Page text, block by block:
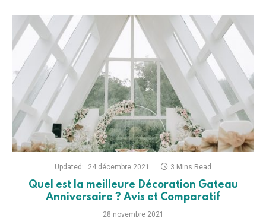
Updated: 24 décembre 2021 3 Mins Read
Quel est la meilleure Décoration Gateau
Anniversaire ? Avis et Comparatif
28 novembre 2021